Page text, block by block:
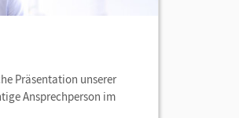
Präsentation unserer
Ansprechperson im